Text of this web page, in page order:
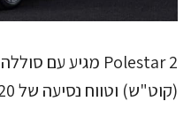
(קוט"ש) וטווח נסיעה של 420 ק"מ.